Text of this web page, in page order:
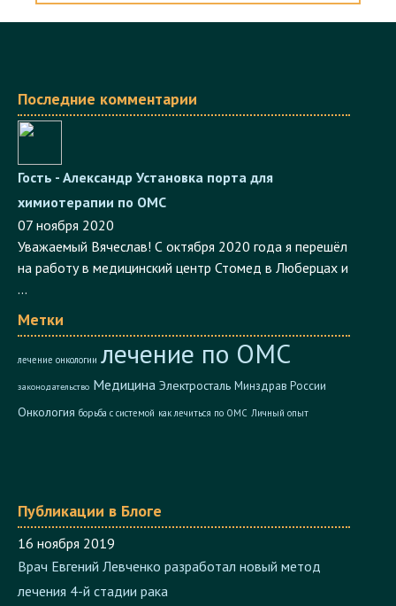
Последние комментарии
Гость - Александр Установка порта для
химиотерапии по ОМС
07 ноября 2020
Уважаемый Вячеслав! С октября 2020 года я перешёл
на работу в медицинский центр Стомед в Люберцах и
...
Метки
лечение онкологии лечение по ОМС
законодательство Медицина Электросталь Минздрав России
Онкология борьба с системой как лечиться по ОМС Личный опыт
Публикации в Блоге
16 ноября 2019
Врач Евгений Левченко разработал новый метод
лечения 4-й стадии рака